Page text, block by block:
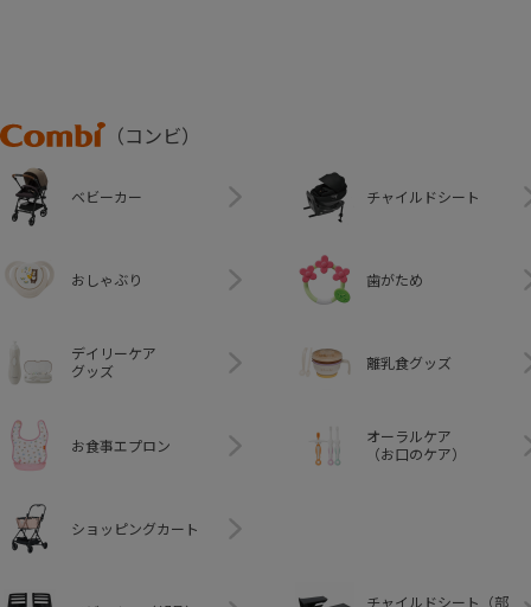
Combi
（コンビ）
ベビーカー チャイルドシート
おしゃぶり 歯がため
デイリーケア
グッズ
離乳食グッズ
お食事エプロン
オーラルケア
（お口のケア）
ショッピングカート
チャイルドシート（部